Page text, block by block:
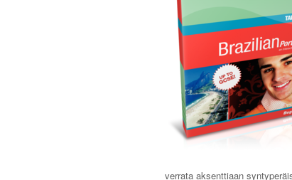
verrata aksenttiaan